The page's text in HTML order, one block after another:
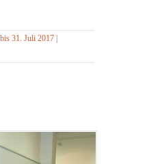
31. Juli 2017 |